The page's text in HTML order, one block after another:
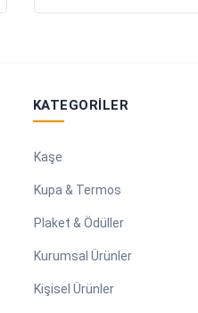
KATEGORILER
Kaşe
Kupa & Termos
Plaket & Ödüller
Kurumsal Ürünler
Kişisel Ürünler